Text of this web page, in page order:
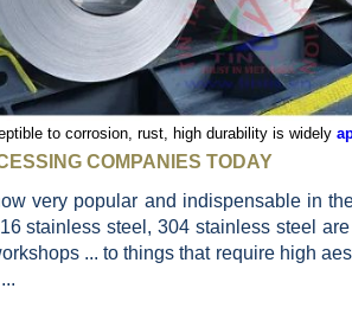
to corrosion, rust, high durability is widely
COMPANIES TODAY
very popular and indispensable in
stainless steel, 304 stainless steel
... to things that require high